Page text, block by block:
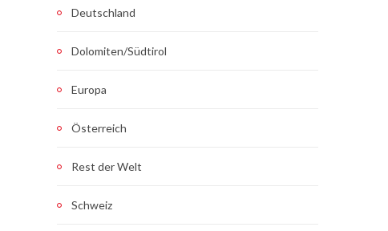
Deutschland
Dolomiten/Südtirol
Europa
Österreich
Rest der Welt
Schweiz